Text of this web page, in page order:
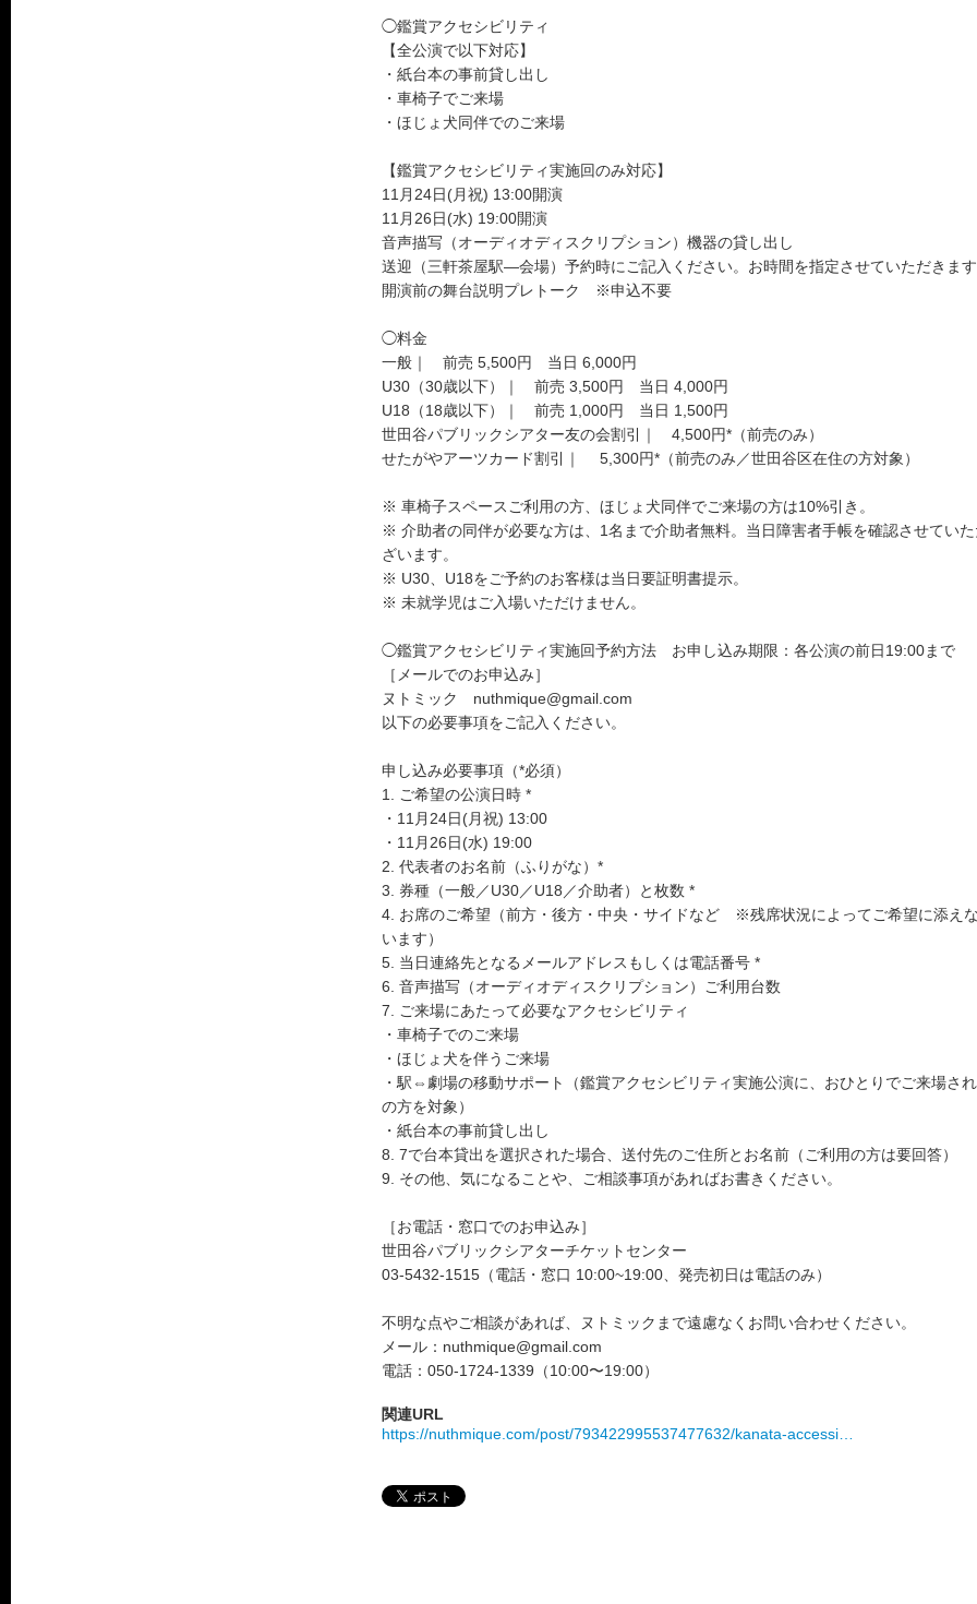
◯鑑賞アクセシビリティ
【全公演で以下対応】
・紙台本の事前貸し出し
・車椅子でご来場
・ほじょ犬同伴でのご来場
【鑑賞アクセシビリティ実施回のみ対応】
11月24日(月祝) 13:00開演
11月26日(水) 19:00開演
音声描写（オーディオディスクリプション）機器の貸し出し
送迎（三軒茶屋駅―会場）予約時にご記入ください。お時間を指定させていただきます
開演前の舞台説明プレトーク ※申込不要
◯料金
一般｜ 前売 5,500円 当日 6,000円
U30（30歳以下）｜ 前売 3,500円 当日 4,000円
U18（18歳以下）｜ 前売 1,000円 当日 1,500円
世田谷パブリックシアター友の会割引｜ 4,500円*（前売のみ）
せたがやアーツカード割引｜ 5,300円*（前売のみ／世田谷区在住の方対象）
※ 車椅子スペースご利用の方、ほじょ犬同伴でご来場の方は10%引き。
※ 介助者の同伴が必要な方は、1名まで介助者無料。当日障害者手帳を確認させてい
ざいます。
※ U30、U18をご予約のお客様は当日要証明書提示。
※ 未就学児はご入場いただけません。
◯鑑賞アクセシビリティ実施回予約方法 お申し込み期限：各公演の前日19:00まで
［メールでのお申込み］
ヌトミック nuthmique@gmail.com
以下の必要事項をご記入ください。
申し込み必要事項（*必須）
1. ご希望の公演日時 *
・11月24日(月祝) 13:00
・11月26日(水) 19:00
2. 代表者のお名前（ふりがな）*
3. 券種（一般／U30／U18／介助者）と枚数 *
4. お席のご希望（前方・後方・中央・サイドなど ※残席状況によってご希望に添え
います）
5. 当日連絡先となるメールアドレスもしくは電話番号 *
6. 音声描写（オーディオディスクリプション）ご利用台数
7. ご来場にあたって必要なアクセシビリティ
・車椅子でのご来場
・ほじょ犬を伴うご来場
・駅⇔劇場の移動サポート（鑑賞アクセシビリティ実施公演に、おひとりでご来場さ
の方を対象）
・紙台本の事前貸し出し
8. 7で台本貸出を選択された場合、送付先のご住所とお名前（ご利用の方は要回答）
9. その他、気になることや、ご相談事項があればお書きください。
［お電話・窓口でのお申込み］
世田谷パブリックシアターチケットセンター
03-5432-1515（電話・窓口 10:00~19:00、発売初日は電話のみ）
不明な点やご相談があれば、ヌトミックまで遠慮なくお問い合わせください。
メール：nuthmique@gmail.com
電話：050-1724-1339（10:00〜19:00）
関連URL
https://nuthmique.com/post/793422995537477632/kanata-accessi…